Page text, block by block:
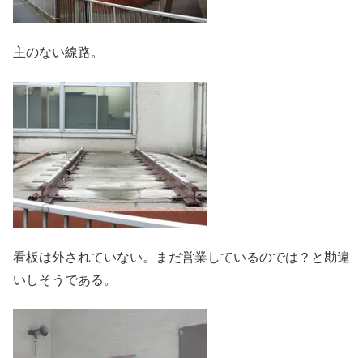
主のない線路。
看板は外されていない。まだ営業しているのでは？と勘違
いしそうである。